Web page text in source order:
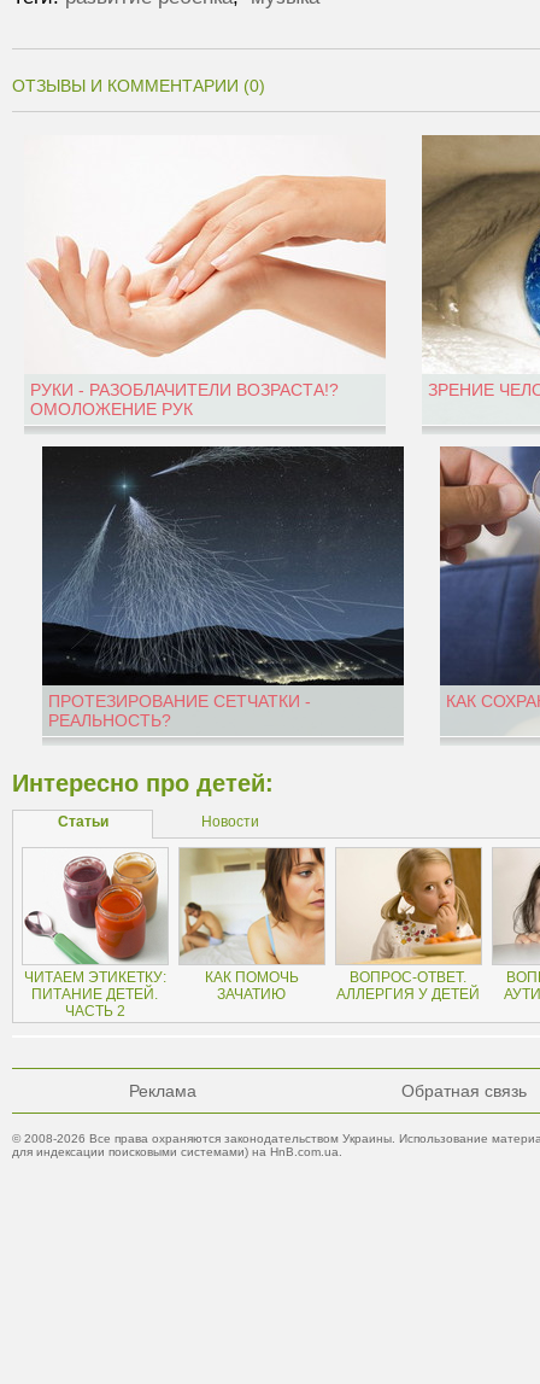
ОТЗЫВЫ И КОММЕНТАРИИ (0)
РУКИ - РАЗОБЛАЧИТЕЛИ ВОЗРАСТА!?
ОМОЛОЖЕНИЕ РУК
ЗРЕНИЕ
ПРОТЕЗИРОВАНИЕ СЕТЧАТКИ -
РЕАЛЬНОСТЬ?
КАК
Интересно про детей:
Статьи Новости
ЧИТАЕМ ЭТИКЕТКУ:
ПИТАНИЕ ДЕТЕЙ.
ЧАСТЬ 2
КАК ПОМОЧЬ
ЗАЧАТИЮ
ВОПРОС-ОТВЕТ.
АЛЛЕРГИЯ У ДЕТЕЙ
Реклама Обратная связь
© 2008-2026 Все права охраняются законодательством Украины. Использование
для индексации поисковыми системами) на HnB.com.ua.